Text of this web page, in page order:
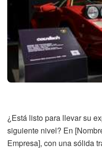
¿Está listo para llevar su
siguiente nivel? En
Empresa], con una sólida